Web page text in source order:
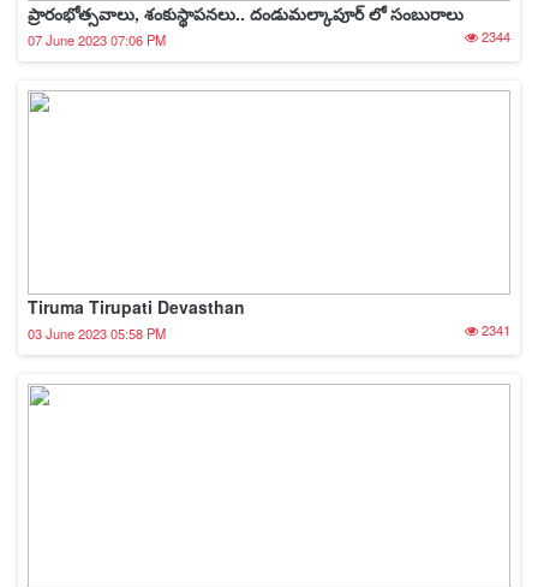
ప్రారంభోత్సవాలు, శంకుస్థాపనలు.. దండుమల్కాపూర్ లో సంబురాలు
07 June 2023 07:06 PM 2344
Tiruma Tirupati Devasthan
03 June 2023 05:58 PM 2341